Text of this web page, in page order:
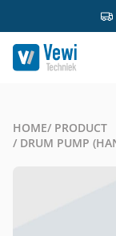
HOME/ PRODUCT
/ DRUM PUMP